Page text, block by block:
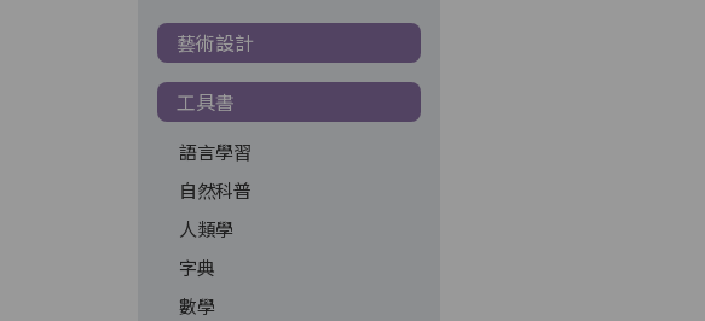
藝術設計
工具書
語言學習
自然科普
人類學
字典
數學